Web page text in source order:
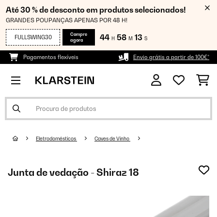
Até 30 % de desconto em produtos selecionados!
GRANDES POUPANÇAS APENAS POR 48 H!
FULLSWING30
Compre
agora
44 H 58 M 13 S
Pagamentos flexíveis Envio grátis a partir de 100€*
Eletrodomésticos Caves de Vinho
Junta de vedação - Shiraz 18